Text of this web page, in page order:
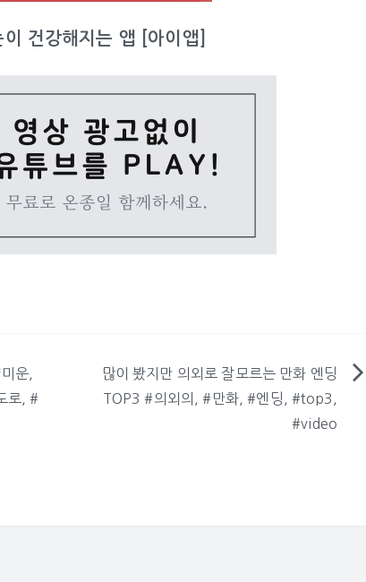
건강해지는 앱 [아이앱]
운,
로, #
많이 봤지만 의외로 잘모르는 만화 엔딩
TOP3 #의외의, #만화, #엔딩, #top3,
#video